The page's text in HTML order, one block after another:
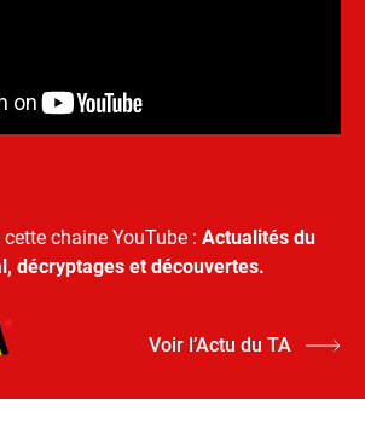
chaine YouTube : Actualités du
décryptages et découvertes.
Voir l’Actu du TA